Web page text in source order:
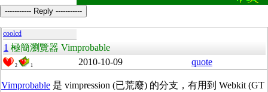
----------- Reply -----------
coolcd
1 極簡瀏覽器 Vimprobable
2 1 2010-10-09 quote
Vimprobable 是 vimpression (已荒廢) 的分支，有用到 Webkit (GT